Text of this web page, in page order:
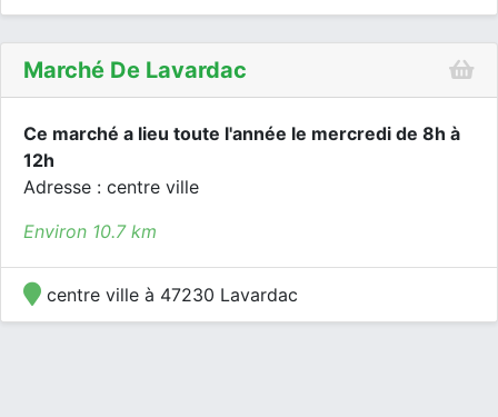
Marché De Lavardac
Ce marché a lieu toute l'année le mercredi de 8h à
12h
Adresse : centre ville
Environ 10.7 km
centre ville à 47230 Lavardac